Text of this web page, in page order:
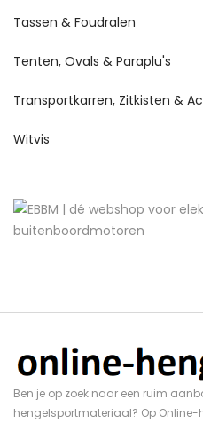
Tassen & Foudralen
Tenten, Ovals & Paraplu's
Transportkarren, Zitkisten &
Witvis
Ben je op zoek naar een ruim
hengelsportmateriaal? Op Online-